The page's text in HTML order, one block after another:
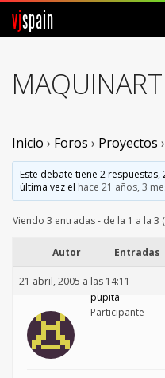
vjspain
Foros
Vjspain
Contacto
Entrar
Crear Cuenta
Inicio › Foros › Proyectos ›
Este debate tiene 2
última vez el hace 21 años, 3
Viendo 3 entradas - de la 1 a la 3
Autor Entradas
21 abril, 2005 a las 14:11
pupita
Participante